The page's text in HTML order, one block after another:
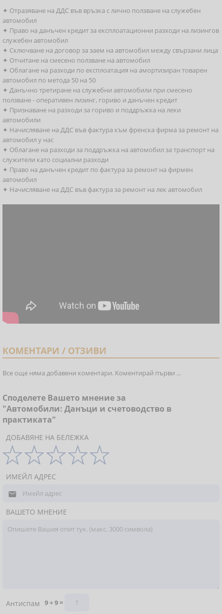
✦ Отразяване на ДДС във връзка с лично ползване на служебен
автомобил
✦ Право на данъчен кредит за експлоатационни разходи на лизингов
служебен автомобил
✦ Сключване на договор за заем на автомобил между свързани лица
✦ Отчитане на смесено ползване на автомобил
✦ Облагане на разходи по експлоатация на амортизиран товарен
автомобил по метода 50 на 50
✦ Данъчно третиране на служебни автомобили при смесено
ползване - оперативен лизинг, гориво и данъчен кредит
✦ Признаване на разходи за гориво и поддръжка на леки
автомобили
✦ Начисляване на ДДС във фактура към френска фирма за ремонт на
автомобил у нас
✦ Облагане на разходи за поддръжка на автомобил за транспорт на
служители като социални разходи
✦ Право на данъчен кредит по фактура за ремонт на фирмен
автомобил
✦ Начисляване на ДДС във фактура за ремонт на лек автомобил
КОМЕНТАРИ / ОТЗИВИ
Все още няма добавени коментари. Коментирай първи ...
Споделете Вашето мнение за
"Автомобили: Данъци и счетоводство в
практиката"
ДОБАВЯНЕ НА БЕЛЕЖКА
ИМЕЙЛ АДРЕС

ВАШЕТО МНЕНИЕ
Антиспам
9 + 9 =